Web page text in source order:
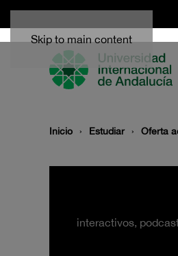
Skip to main content
Inicio Estudiar Oferta
interactivos,